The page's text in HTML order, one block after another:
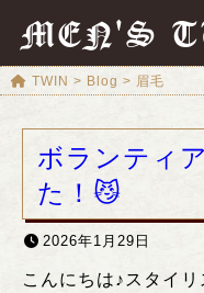
MEN'S
TWIN > Blog > 眉毛
ボランティ
た！😼
2026年1月29日
こんにちは♪スタイリ